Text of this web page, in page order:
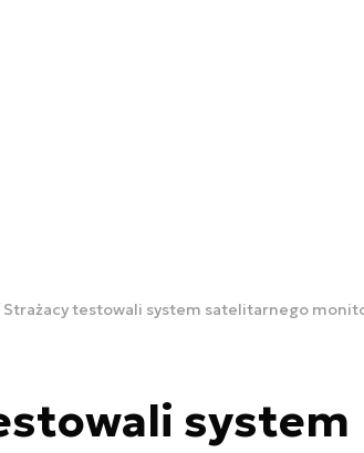
Strażacy testowali system satelitarnego
system